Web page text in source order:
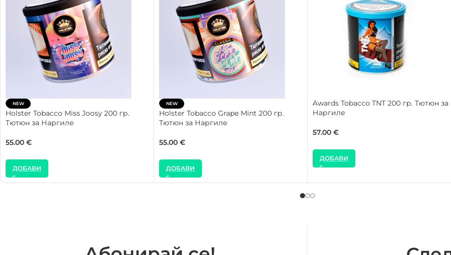
NEW
Holster Tobacco Miss Joosy 200 гр.
Тютюн за Наргиле
55.00 €
ДОБАВИ
NEW
Holster Tobacco Grape Mint 200 гр.
Тютюн за Наргиле
55.00 €
ДОБАВИ
Awards Tobacco TNT 200 гр. Тютюн за
Наргиле
57.00 €
ДОБАВИ